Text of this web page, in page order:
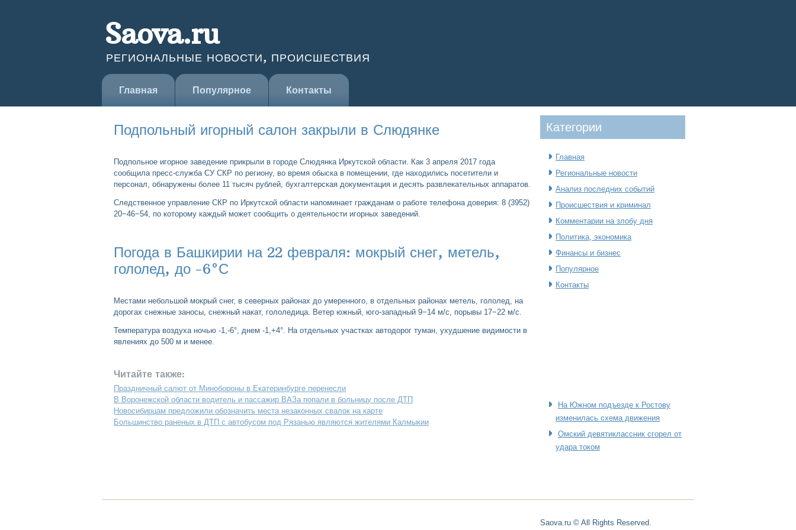
Saova.ru
РЕГИОНАЛЬНЫЕ НОВОСТИ, ПРОИСШЕСТВИЯ
Главная Популярное Контакты
Подпольный игорный салон закрыли в Слюдянке
Подпольное игорное заведение прикрыли в городе Слюдянка Иркутской области. Как 3 апреля 2017 года
сообщила пресс-служба СУ СКР по региону, во время обыска в помещении, где находились посетители и
персонал, обнаружены более 11 тысяч рублей, бухгалтерская документация и десять развлекательных аппаратов.
Следственное управление СКР по Иркутской области напоминает гражданам о работе телефона доверия: 8 (3952)
20−46−54, по которому каждый может сообщить о деятельности игорных заведений.
Погода в Башкирии на 22 февраля: мокрый снег, метель,
гололед, до -6°С
Местами небольшой мокрый снег, в северных районах до умеренного, в отдельных районах метель, гололед, на
дорогах снежные заносы, снежный накат, гололедица. Ветер южный, юго-западный 9−14 м/с, порывы 17−22 м/с.
Температура воздуха ночью -1,-6°, днем -1,+4°. На отдельных участках автодорог туман, ухудшение видимости в
явлениях до 500 м и менее.
Читайте также:
Праздничный салют от Минобороны в Екатеринбурге перенесли
В Воронежской области водитель и пассажир ВАЗа попали в больницу после ДТП
Новосибирцам предложили обозначить места незаконных свалок на карте
Большинство раненых в ДТП с автобусом под Рязанью являются жителями Калмыкии
Категοрии
Главная
Региональные новости
Анализ последних событий
Происшествия и криминал
Комментарии на злобу дня
Политика, экономика
Финансы и бизнес
Популярное
Контакты
На Южном подъезде к Ростову
изменилась схема движения
Омский девятиклассник сгорел от
удара током
Saova.ru © All Rights Reserved.